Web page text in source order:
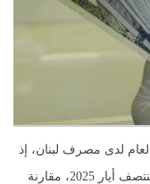
لدى مصرف لبنان، إذ
بلغت 628 تريليون ليرة (7 مليارات دولار) في منتصف أيار 2025، مقارنة